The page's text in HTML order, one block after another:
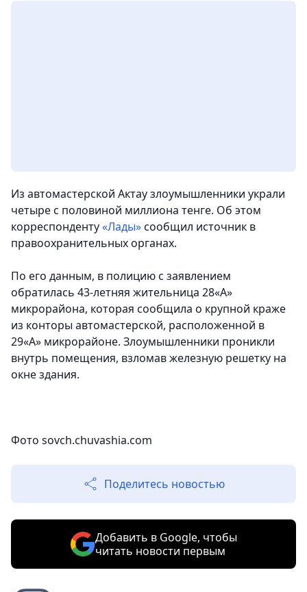
Из автомастерской Актау злоумышленники украли
четыре с половиной миллиона тенге. Об этом
корреспонденту«Лады»сообщил источник в
правоохранительных органах.
По его данным, в полицию с заявлением
обратилась 43-летняя жительница 28«А»
микрорайона, которая сообщила о крупной краже
из конторы автомастерской, расположенной в
29«А» микрорайоне. Злоумышленники проникли
внутрь помещения, взломав железную решетку на
окне здания.
Фото sovch.chuvashia.com
Поделитесь новостью
Добавить в Google, чтобы
читать новости первым